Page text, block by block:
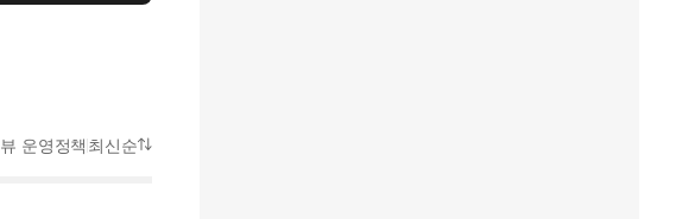
운영정책 최신순